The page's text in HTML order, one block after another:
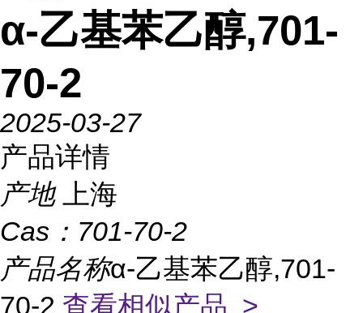
α-乙基苯乙醇,701-
70-2
2025-03-27
产品详情
产地
上海
Cas： 701-70-2
产品名称α-乙基苯乙醇,701-
70-2 查看相似产品 >